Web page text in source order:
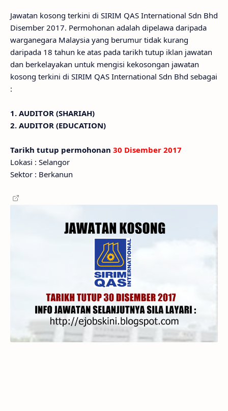
Jawatan kosong terkini di SIRIM QAS International Sdn Bhd
Disember 2017. Permohonan adalah dipelawa daripada
warganegara Malaysia yang berumur tidak kurang
daripada 18 tahun ke atas pada tarikh tutup iklan jawatan
dan berkelayakan untuk mengisi kekosongan jawatan
kosong terkini di SIRIM QAS International Sdn Bhd sebagai
:
1. AUDITOR (SHARIAH)
2. AUDITOR (EDUCATION)
Tarikh tutup permohonan 30 Disember 2017
Lokasi : Selangor
Sektor : Berkanun